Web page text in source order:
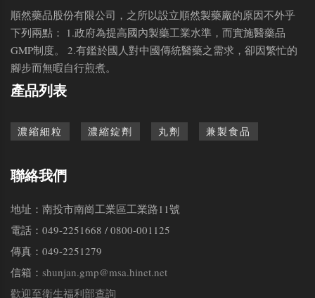
順然藥品股份有限公司，之所以設立順然製藥廠的原因不外乎
下列兩點： 1.政府為提高國內製藥工業水準，而實施醫藥品
GMP制度。 2.有鑑於國人對中國傳統醫藥之需求，卻因繁忙的
腳步而無暇自行煎煮。
產品列表
濃縮細粒 濃縮錠劑 丸劑 兼製食品
聯絡我們
地址：南投市南崗工業區工業路11號
電話：049-2251668 / 0800-001125
傳真：049-2251279
信箱： shunjan.gmp@msa.hinet.net
歡迎至衛生福利部查詢